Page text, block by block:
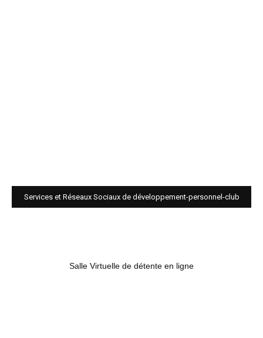
Services et Réseaux Sociaux de développement-personnel-club
Salle Virtuelle de détente en ligne